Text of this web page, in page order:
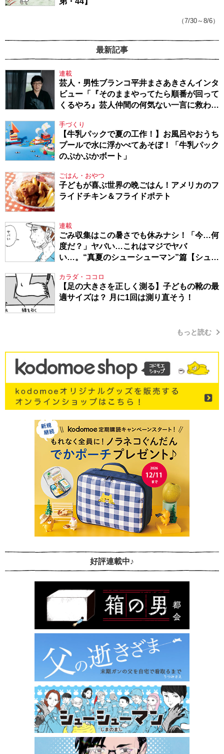
（7/30～8/6）
最新記事
連載
芸人・男性ブランコ平井まさあきさんインタ
ビュー「『そのままやってたら順番が回って
くるやろ』芸人仲間の何気ない一言に救われ
手づくり
【牛乳パックで夏の工作！】お風呂やおうち
プールで水に浮かべてあそぼ！「牛乳パック
のぷかぷかボート」
ごはん・おやつ
子どもが喜ぶ世界の晩ごはん！アメリカのフ
ライドチキン＆フライドポテト
連載
ごみ収集はこの暑さでも休みナシ！「今…何
度だ？」ヤバい…これはマジでヤバ
い…。“真夏のシューシューマン”篇【シュー
カラダ・ココロ
【足の大きさを正しく測る】子どもの靴の最
適サイズは？ 月に1回は測り直そう！
もっと読む
好評連載中♪